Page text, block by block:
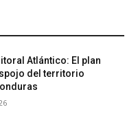
Atlántico: El plan
del territorio